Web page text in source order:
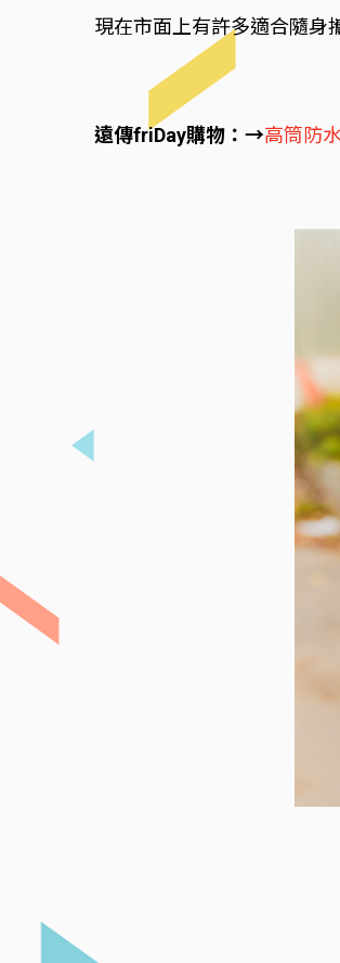
現在市面上有許多適合隨身
遠傳friDay購物：→高筒防